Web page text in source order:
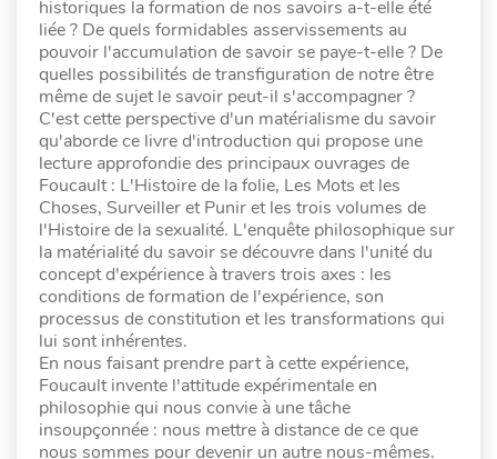
historiques la formation de nos savoirs a-t-elle été
liée ? De quels formidables asservissements au
pouvoir l'accumulation de savoir se paye-t-elle ? De
quelles possibilités de transfiguration de notre être
même de sujet le savoir peut-il s'accompagner ?
C'est cette perspective d'un matérialisme du savoir
qu'aborde ce livre d'introduction qui propose une
lecture approfondie des principaux ouvrages de
Foucault : L'Histoire de la folie, Les Mots et les
Choses, Surveiller et Punir et les trois volumes de
l'Histoire de la sexualité. L'enquête philosophique sur
la matérialité du savoir se découvre dans l'unité du
concept d'expérience à travers trois axes : les
conditions de formation de l'expérience, son
processus de constitution et les transformations qui
lui sont inhérentes.
En nous faisant prendre part à cette expérience,
Foucault invente l'attitude expérimentale en
philosophie qui nous convie à une tâche
insoupçonnée : nous mettre à distance de ce que
nous sommes pour devenir un autre nous-mêmes.